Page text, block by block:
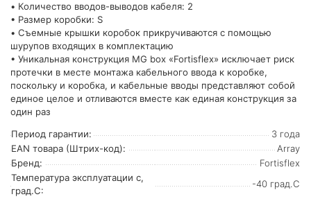
• Количество вводов-выводов кабеля: 2
• Размер коробки: S
• Съемные крышки коробок прикручиваются с помощью
шурупов входящих в комплектацию
• Уникальная конструкция MG box «Fortisflex» исключает риск
протечки в месте монтажа кабельного ввода к коробке,
поскольку и коробка, и кабельные вводы представляют собой
единое целое и отливаются вместе как единая конструкция за
один раз
Период гарантии:
3 года
EAN товара (Штрих-код):
Array
Бренд:
Fortisflex
Температура эксплуатации с,
град.C:
-40 град.C